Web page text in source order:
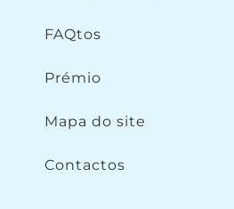
FAQtos
Prémio
Mapa do site
Contactos